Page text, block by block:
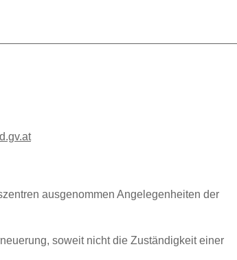
ausgenommen Angelegenheiten der
soweit nicht die Zuständigkeit einer